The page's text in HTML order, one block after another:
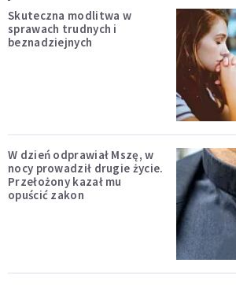
Skuteczna modlitwa w
sprawach trudnych i
beznadziejnych
W dzień odprawiał Mszę, w
nocy prowadził drugie życie.
Przełożony kazał mu
opuścić zakon